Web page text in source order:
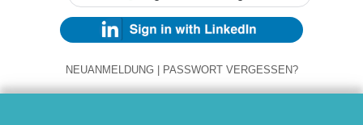
NEUANMELDUNG | PASSWORT VERGESSEN?